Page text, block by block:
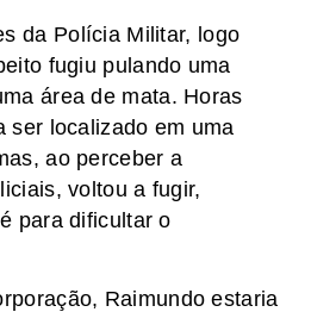
da Polícia Militar, logo
fugiu pulando uma
área de mata. Horas
ser localizado em uma
ao perceber a
voltou a fugir,
para dificultar o
Raimundo estaria